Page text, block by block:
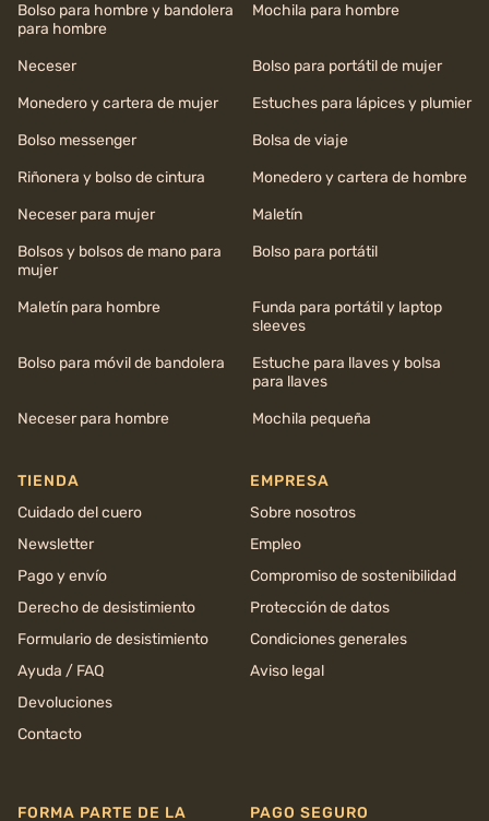
Bolso para hombre y bandolera
para hombre
Mochila para hombre
Neceser
Bolso para portátil de mujer
Monedero y cartera de mujer
Estuches para lápices y plumier
Bolso messenger
Bolsa de viaje
Riñonera y bolso de cintura
Monedero y cartera de hombre
Neceser para mujer
Maletín
Bolsos y bolsos de mano para
mujer
Bolso para portátil
Maletín para hombre
Funda para portátil y laptop
sleeves
Bolso para móvil de bandolera
Estuche para llaves y bolsa
para llaves
Neceser para hombre
Mochila pequeña
TIENDA
Cuidado del cuero
Newsletter
Pago y envío
Derecho de desistimiento
Formulario de desistimiento
Ayuda / FAQ
Devoluciones
Contacto
EMPRESA
Sobre nosotros
Empleo
Compromiso de sostenibilidad
Protección de datos
Condiciones generales
Aviso legal
FORMA PARTE DE LA PAGO SEGURO